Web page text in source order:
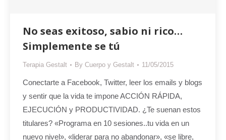
No seas exitoso, sabio ni rico…
Simplemente se tú
Terapia Gestalt By Cuerpo y Gestalt 11/05/2015
Conectarte a Facebook, Twitter, leer los emails y blogs
y sentir que la vida te impone ACCIÓN RÁPIDA,
EJECUCIÓN y PRODUCTIVIDAD. ¿Te suenan estos
titulares? «Programa en 10 sesiones..tu vida en un
nuevo nivel», «liderar para no abandonar», «se libre,